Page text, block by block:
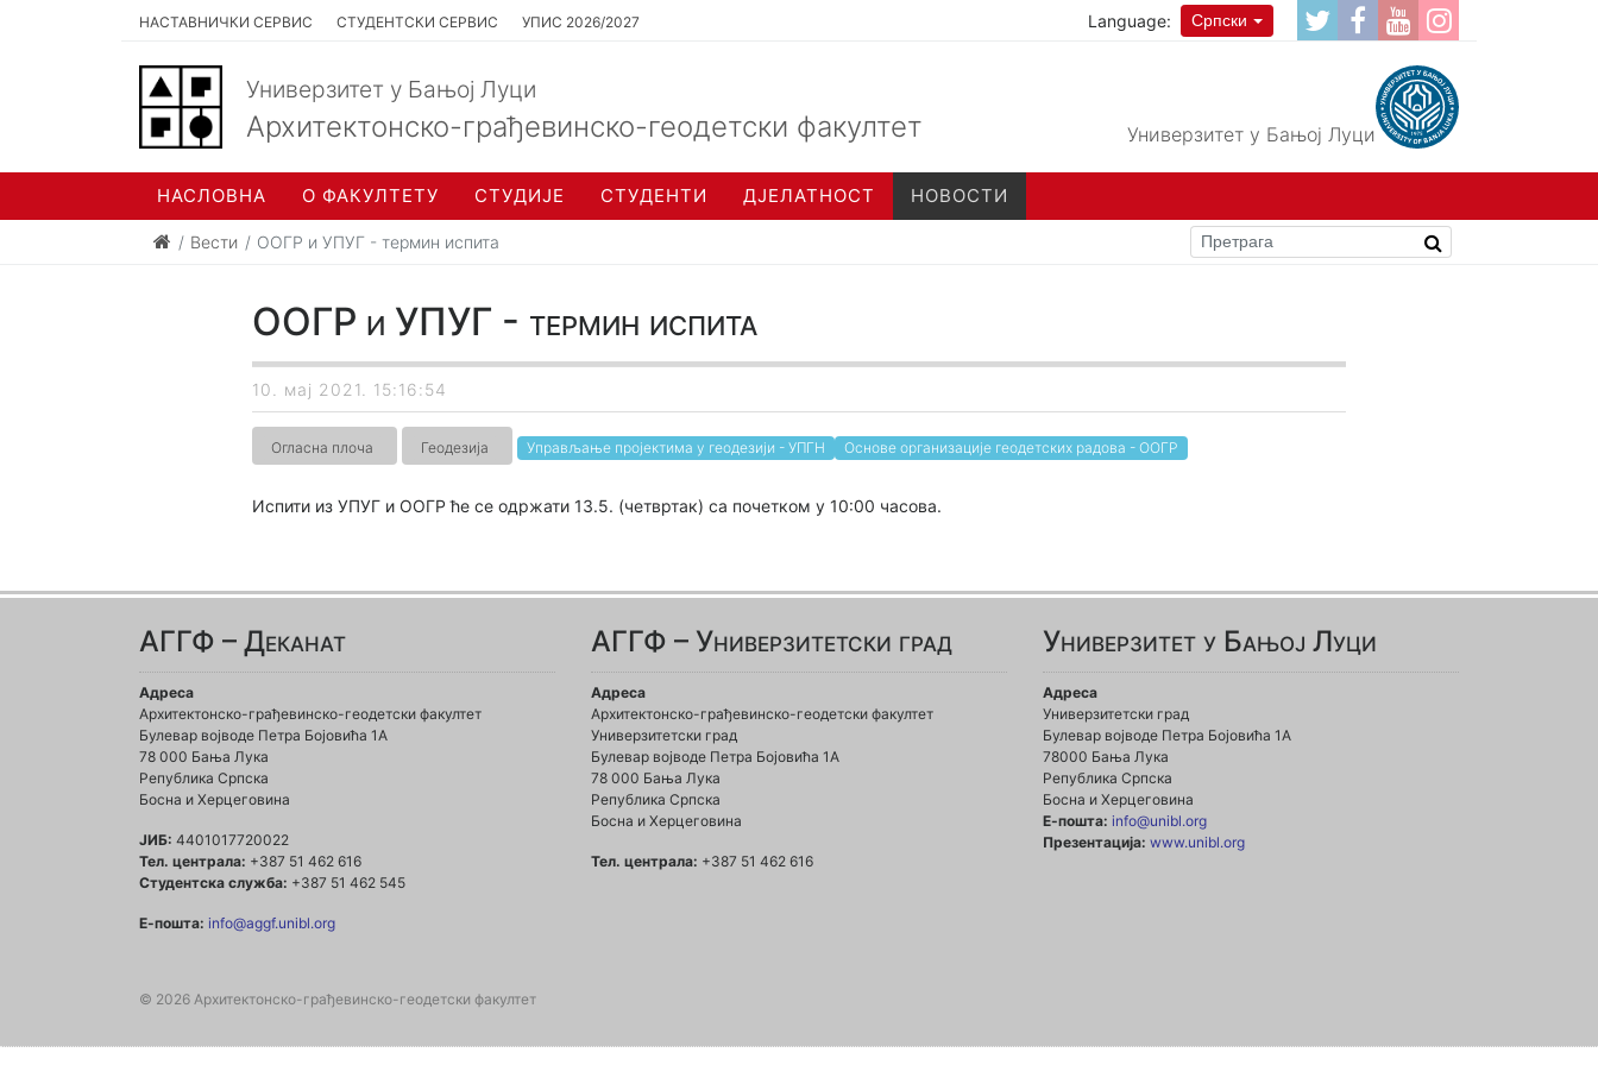
НАСТАВНИЧКИ СЕРВИС СТУДЕНТСКИ СЕРВИС УПИС 2026/2027 Language: Српски
Универзитет у Бањој Луци
Архитектонско-грађевинско-геодетски факултет Универзитет у Бањој Луци
НАСЛОВНА О ФАКУЛТЕТУ СТУДИЈЕ СТУДЕНТИ ДЈЕЛАТНОСТ НОВОСТИ
Вести ООГР и УПУГ - термин испита
ООГР и УПУГ - термин испита
10. мај 2021. 15:16:54
Огласна плоча Геодезија Управљање пројектима у геодезији - УПГН Основе организације геодетских радова - ООГР
Испити из УПУГ и ООГР ће се одржати 13.5. (четвртак) са почетком у 10:00 часова.
АГГФ – Деканат
Адреса
Архитектонско-грађевинско-геодетски факултет
Булевар војводе Петра Бојовића 1A
78 000 Бања Лука
Република Српска
Босна и Херцеговина
ЈИБ: 4401017720022
Тел. централа: +387 51 462 616
Студентска служба: +387 51 462 545
Е-пошта: info@aggf.unibl.org
АГГФ – Универзитетски град
Адреса
Архитектонско-грађевинско-геодетски факултет
Универзитетски град
Булевар војводе Петра Бојовића 1A
78 000 Бања Лука
Република Српска
Босна и Херцеговина
Тел. централа: +387 51 462 616
Универзитет у Бањој Луци
Адреса
Универзитетски град
Булевар војводе Петра Бојовића 1А
78000 Бања Лука
Република Српска
Босна и Херцеговина
Е-пошта: info@unibl.org
Презентација: www.unibl.org
© 2026 Архитектонско-грађевинско-геодетски факултет